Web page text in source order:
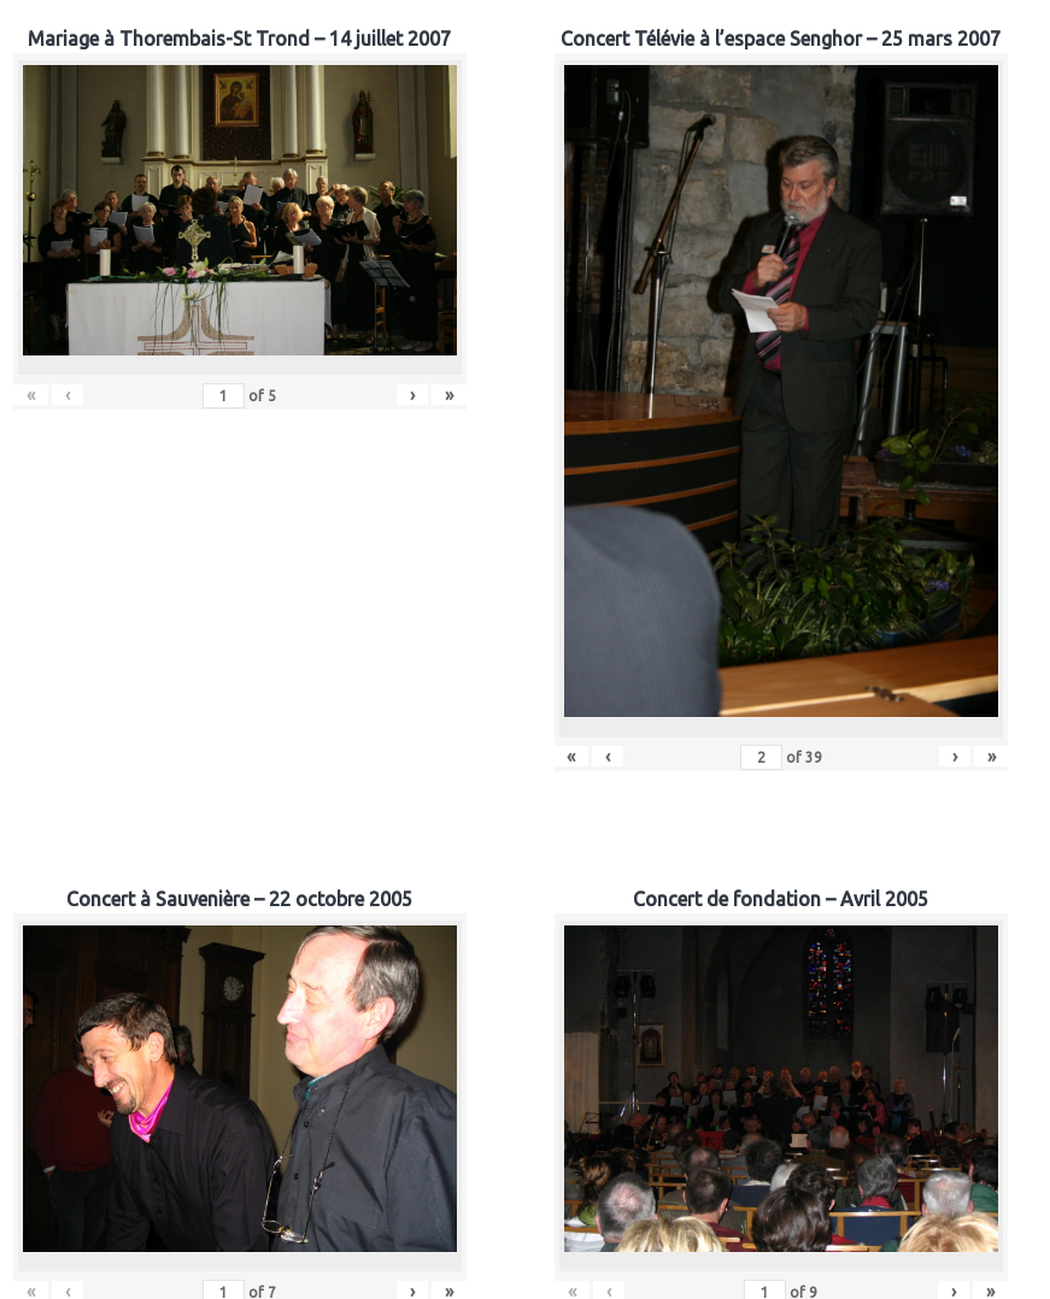
Mariage à Thorembais-St Trond – 14 juillet 2007
« ‹ of 5 › »
Concert Télévie à l’espace Senghor – 25 mars 2007
« ‹ of 39 › »
Concert à Sauvenière – 22 octobre 2005
« ‹ of 7 › »
Concert de fondation – Avril 2005
« ‹ of 9 › »